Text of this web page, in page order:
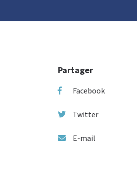
Partager
Facebook
Twitter
E-mail